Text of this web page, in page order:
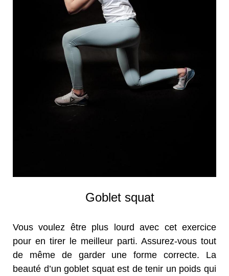
Goblet squat
Vous voulez être plus lourd avec cet exercice
pour en tirer le meilleur parti. Assurez-vous tout
de même de garder une forme correcte. La
beauté d’un goblet squat est de tenir un poids qui